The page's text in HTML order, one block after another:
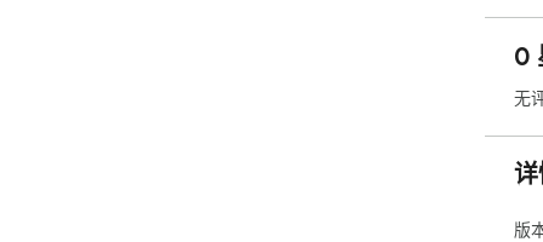
0
无
版